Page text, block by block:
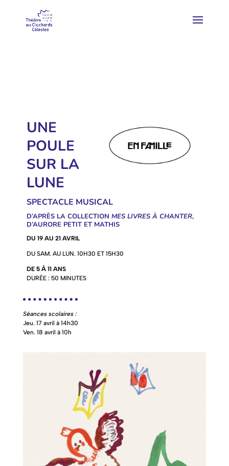
UNE
POULE
SUR LA
LUNE
SPECTACLE MUSICAL
D’APRÈS LA COLLECTION MES LIVRES À CHANTER,
D’AURORE PETIT ET MATHIS
DU 19 AU 21 AVRIL
DU SAM. AU LUN. 10H30 ET 15H30
DE 5 À 11 ANS
DURÉE : 50 MINUTES
Séances scolaires :
Jeu. 17 avril à 14h30
Ven. 18 avril à 10h